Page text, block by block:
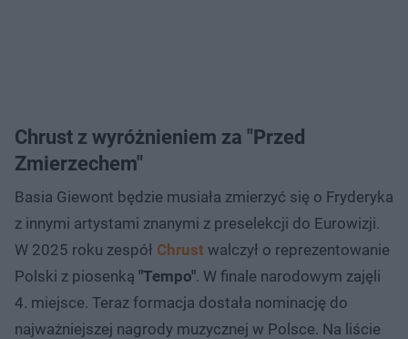
Chrust z wyróżnieniem za "Przed
Zmierzechem"
Basia Giewont będzie musiała zmierzyć się o Fryderyka
z innymi artystami znanymi z preselekcji do Eurowizji.
W 2025 roku zespół Chrust walczył o reprezentowanie
Polski z piosenką "Tempo". W finale narodowym zajęli
4. miejsce. Teraz formacja dostała nominację do
najważniejszej nagrody muzycznej w Polsce. Na liście